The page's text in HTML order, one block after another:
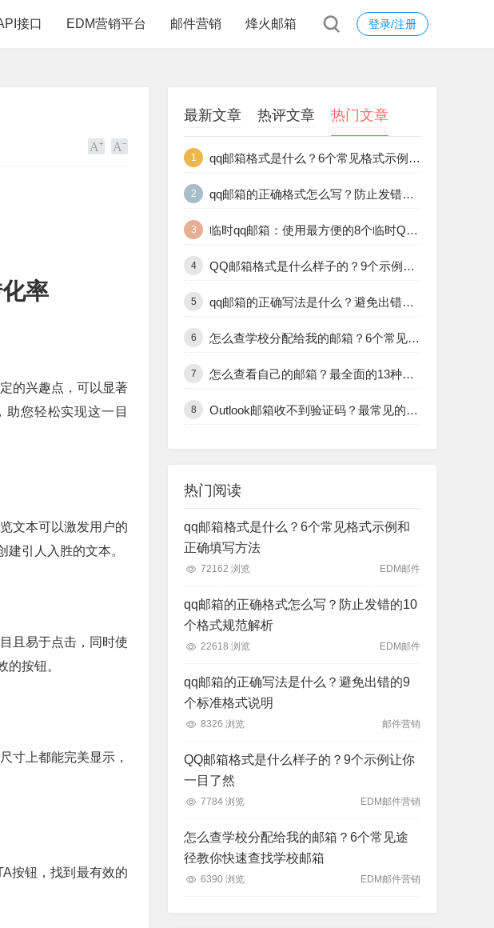
登录/注册
接口 EDM营销平台 邮件营销 烽火邮箱
率
的兴趣点，可以显著
助您轻松实现这一目
文本可以激发用户的
引人入胜的文本。
且易于点击，同时使
按钮。
寸上都能完美显示，
按钮，找到最有效的
最新文章 热评文章 热门文章
1 qq邮箱格式是什么？6个常见格式示例和正确填写方法
2 qq邮箱的正确格式怎么写？防止发错的10个格式规范解析
3 临时qq邮箱：使用最方便的8个临时QQ邮箱工具推荐合集
4 QQ邮箱格式是什么样子的？9个示例让你一目了然
5 qq邮箱的正确写法是什么？避免出错的9个标准格式说明
6 怎么查学校分配给我的邮箱？6个常见途径教你快速查找学校邮箱
7 怎么查看自己的邮箱？最全面的13种邮箱查看方式和技巧
8 Outlook邮箱收不到验证码？最常见的12个原因及解决办法
热门阅读
qq邮箱格式是什么？6个常见格式示例和
正确填写方法
72162 浏览 EDM邮件
qq邮箱的正确格式怎么写？防止发错的10
个格式规范解析
22618 浏览 EDM邮件
qq邮箱的正确写法是什么？避免出错的9
个标准格式说明
8326 浏览 邮件营销
QQ邮箱格式是什么样子的？9个示例让你
一目了然
7784 浏览 EDM邮件营销
怎么查学校分配给我的邮箱？6个常见途
径教你快速查找学校邮箱
6390 浏览 EDM邮件营销